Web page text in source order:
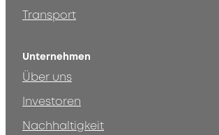
Transport
Unternehmen
Über uns
Investoren
Nachhaltigkeit